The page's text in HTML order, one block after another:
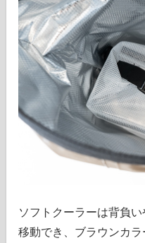
ソフトクーラーは背負
移動でき、ブラウンカ